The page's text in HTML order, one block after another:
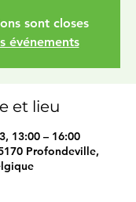
sont closes
événements
et lieu
13:00 – 16:00
Profondeville,